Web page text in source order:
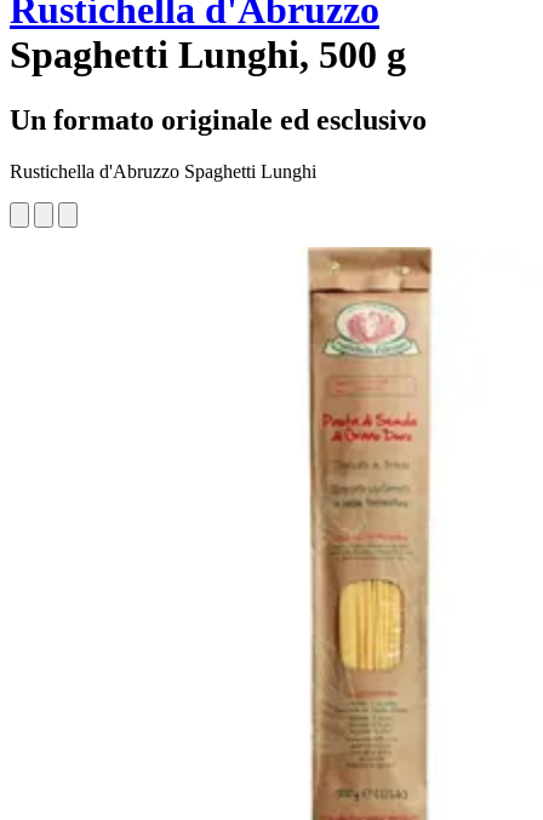
Rustichella d'Abruzzo
Spaghetti Lunghi, 500 g
Un formato originale ed esclusivo
Rustichella d'Abruzzo Spaghetti Lunghi